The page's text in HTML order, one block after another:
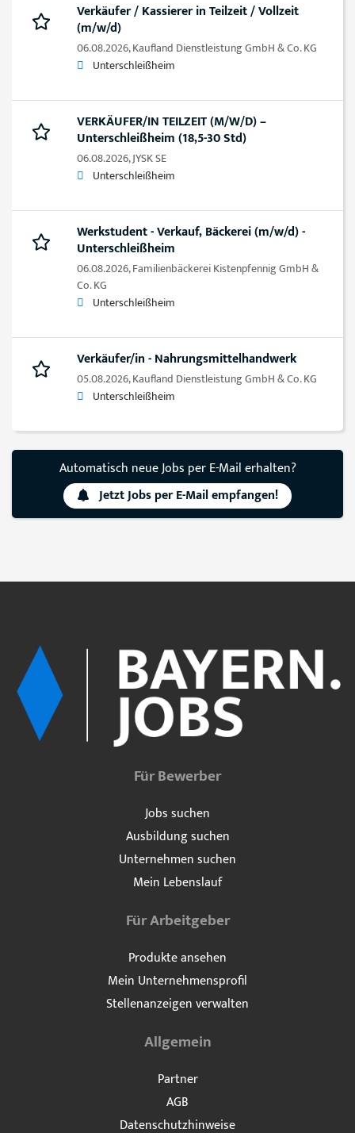
Verkäufer / Kassierer in Teilzeit / Vollzeit
(m/w/d)
06.08.2026,Kaufland Dienstleistung GmbH & Co. KG
Unterschleißheim
VERKÄUFER/IN TEILZEIT (M/W/D) –
Unterschleißheim (18,5-30 Std)
06.08.2026,JYSK SE
Unterschleißheim
Werkstudent - Verkauf, Bäckerei (m/w/d) -
Unterschleißheim
06.08.2026,Familienbäckerei Kistenpfennig GmbH &
Co. KG
Unterschleißheim
Verkäufer/in - Nahrungsmittelhandwerk
05.08.2026,Kaufland Dienstleistung GmbH & Co. KG
Unterschleißheim
Automatisch neue Jobs per E-Mail erhalten?
Jetzt Jobs per E-Mail empfangen!
Für Bewerber
Jobs suchen
Ausbildung suchen
Unternehmen suchen
Mein Lebenslauf
Für Arbeitgeber
Produkte ansehen
Mein Unternehmensprofil
Stellenanzeigen verwalten
Allgemein
Partner
AGB
Datenschutzhinweise